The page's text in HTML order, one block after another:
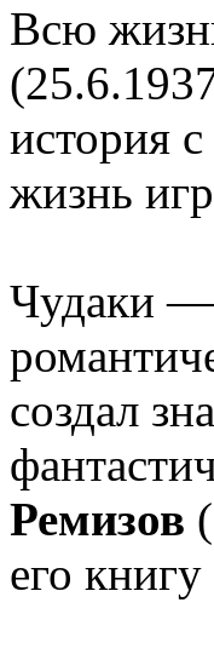
Всю
история с
жизнь
Чудаки —
создал
Ремизов
его книгу